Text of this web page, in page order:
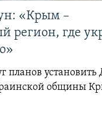
«Крым –
регион, где
планов установить
общины